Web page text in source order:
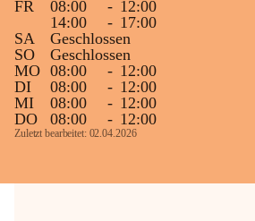
FR
08:00 - 12:00
14:00
- 17:00
SA
Geschlossen
SO
Geschlossen
MO 08:00 - 12:00
DI
08:00 - 12:00
MI
08:00 - 12:00
DO
08:00 - 12:00
Zuletzt bearbeitet: 02.04.2026